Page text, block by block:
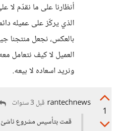
أنظارنا على ما نقدّم
الذي يركّز على عميله
بالعكس، نجعل منتجنا
العميل لا كيف نتعامل
ونريد اسعاده لا بيعه.
1
rantechnews قبل 3 سنوات
قمت بتأسيس مشروع ناشئ